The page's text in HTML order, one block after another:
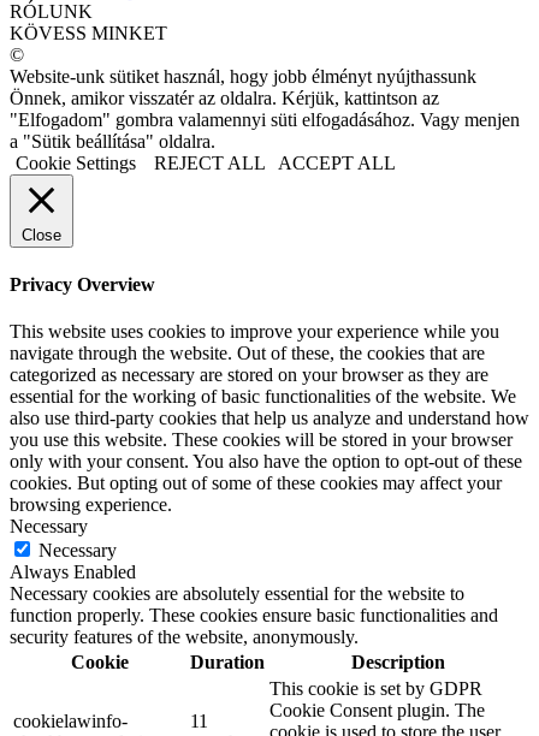
RÓLUNK
KÖVESS MINKET
©
Website-unk sütiket használ, hogy jobb élményt nyújthassunk
Önnek, amikor visszatér az oldalra. Kérjük, kattintson az
"Elfogadom" gombra valamennyi süti elfogadásához. Vagy menjen
a "Sütik beállítása" oldalra.
Cookie Settings
REJECT ALL ACCEPT ALL
Close
Privacy Overview
This website uses cookies to improve your experience while you
navigate through the website. Out of these, the cookies that are
categorized as necessary are stored on your browser as they are
essential for the working of basic functionalities of the website. We
also use third-party cookies that help us analyze and understand how
you use this website. These cookies will be stored in your browser
only with your consent. You also have the option to opt-out of these
cookies. But opting out of some of these cookies may affect your
browsing experience.
Necessary
Necessary
Always Enabled
Necessary cookies are absolutely essential for the website to
function properly. These cookies ensure basic functionalities and
security features of the website, anonymously.
Cookie
Duration Description
cookielawinfo-
11
This cookie is set by GDPR
Cookie Consent plugin. The
cookie is used to store the user